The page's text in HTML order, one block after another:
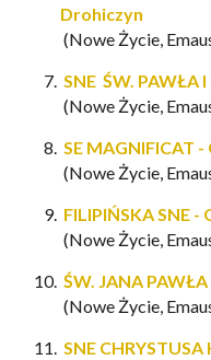
Drohiczyn
(Nowe Życie,
SNE ŚW. PAWŁA
(Nowe Życie,
SE MAGNIFICAT -
(Nowe Życie,
FILIPIŃSKA SNE -
(Nowe Życie,
ŚW. JANA
(Nowe Życie,
SNE